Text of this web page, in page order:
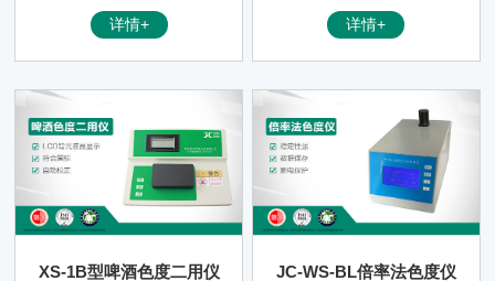
消除了人为误差，因此测量分辨
率大大提高。测量时，当被测水
详情+
行标定，以“度”作为色度计量单
位。可以广泛用于发电厂、纯净
水、制酒行业等部门的色度测
定，从而达到规定的水质标准。
详情+
XS-1B型啤酒色度二用仪 JC-WS-BL倍率法色度仪